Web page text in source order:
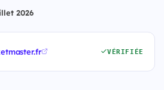
2026
VÉRIFIÉE